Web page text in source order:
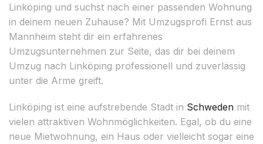
Linköping und suchst nach einer passenden Wohnung
in deinem neuen Zuhause? Mit Umzugsprofi Ernst aus
Mannheim steht dir ein erfahrenes
Umzugsunternehmen zur Seite, das dir bei deinem
Umzug nach Linköping professionell und zuverlässig
unter die Arme greift.
Linköping ist eine aufstrebende Stadt in Schweden mit
vielen attraktiven Wohnmöglichkeiten. Egal, ob du eine
neue Mietwohnung, ein Haus oder vielleicht sogar eine